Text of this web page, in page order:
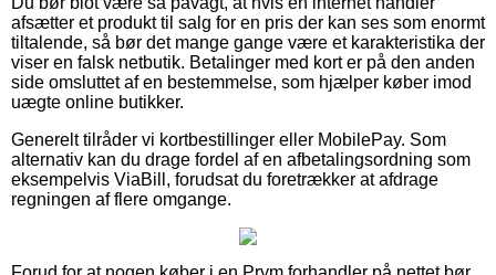
afsætter et produkt til salg for en pris der kan ses som enormt
tiltalende, så bør det mange gange være et karakteristika der
viser en falsk netbutik. Betalinger med kort er på den anden
side omsluttet af en bestemmelse, som hjælper køber imod
uægte online butikker.
Generelt tilråder vi kortbestillinger eller MobilePay. Som
alternativ kan du drage fordel af en afbetalingsordning som
eksempelvis ViaBill, forudsat du foretrækker at afdrage
regningen af flere omgange.